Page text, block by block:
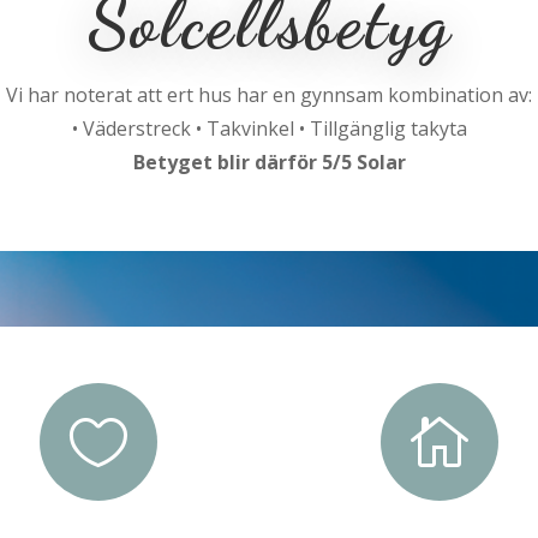
Solcellsbetyg
Vi har noterat att ert hus har en gynnsam kombination av:
• Väderstreck • Takvinkel • Tillgänglig takyta
Betyget blir därför 5/5 Solar
 